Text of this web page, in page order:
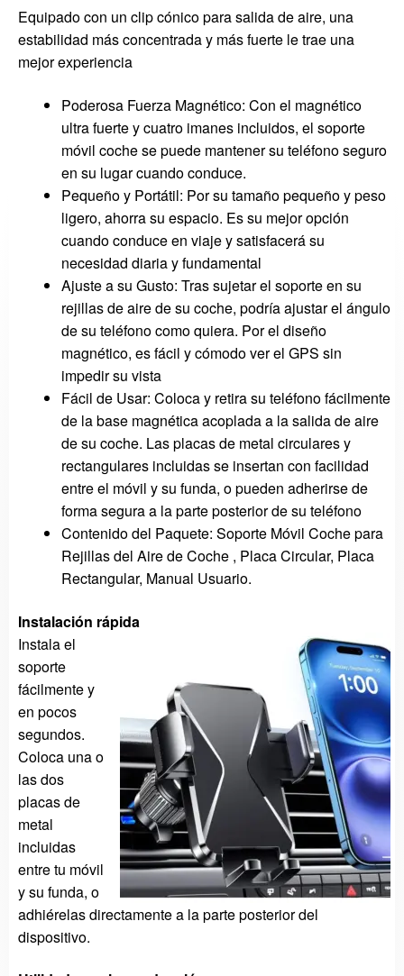
Equipado con un clip cónico para salida de aire, una
estabilidad más concentrada y más fuerte le trae una
mejor experiencia
Poderosa Fuerza Magnético: Con el magnético
ultra fuerte y cuatro imanes incluidos, el soporte
móvil coche se puede mantener su teléfono seguro
en su lugar cuando conduce.
Pequeño y Portátil: Por su tamaño pequeño y peso
ligero, ahorra su espacio. Es su mejor opción
cuando conduce en viaje y satisfacerá su
necesidad diaria y fundamental
Ajuste a su Gusto: Tras sujetar el soporte en su
rejillas de aire de su coche, podría ajustar el ángulo
de su teléfono como quiera. Por el diseño
magnético, es fácil y cómodo ver el GPS sin
impedir su vista
Fácil de Usar: Coloca y retira su teléfono fácilmente
de la base magnética acoplada a la salida de aire
de su coche. Las placas de metal circulares y
rectangulares incluidas se insertan con facilidad
entre el móvil y su funda, o pueden adherirse de
forma segura a la parte posterior de su teléfono
Contenido del Paquete: Soporte Móvil Coche para
Rejillas del Aire de Coche , Placa Circular, Placa
Rectangular, Manual Usuario.
Instalación rápida
Instala el
soporte
fácilmente y
en pocos
segundos.
Coloca una o
las dos
placas de
metal
incluidas
entre tu móvil
y su funda, o
adhiérelas directamente a la parte posterior del
dispositivo.